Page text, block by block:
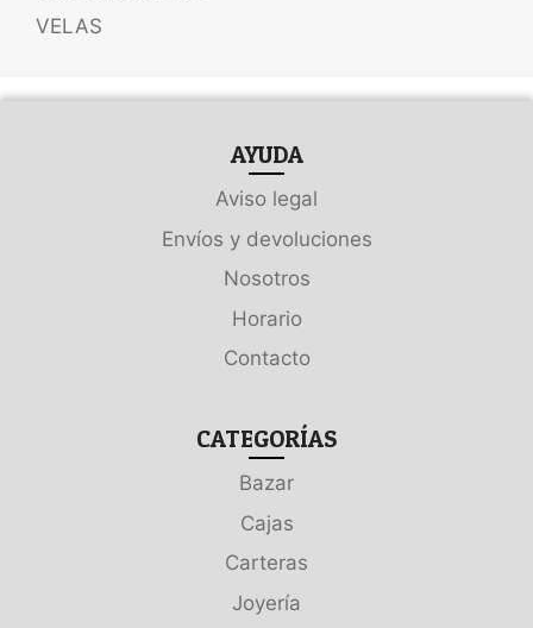
VELAS
AYUDA
Aviso legal
Envíos y devoluciones
Nosotros
Horario
Contacto
CATEGORÍAS
Bazar
Cajas
Carteras
Joyería